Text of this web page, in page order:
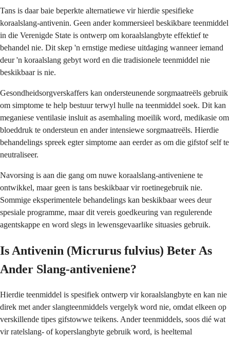
Tans is daar baie beperkte alternatiewe vir hierdie spesifieke
koraalslang-antivenin. Geen ander kommersieel beskikbare teenmiddel
in die Verenigde State is ontwerp om koraalslangbyte effektief te
behandel nie. Dit skep 'n ernstige mediese uitdaging wanneer iemand
deur 'n koraalslang gebyt word en die tradisionele teenmiddel nie
beskikbaar is nie.
Gesondheidsorgverskaffers kan ondersteunende sorgmaatreëls gebruik
om simptome te help bestuur terwyl hulle na teenmiddel soek. Dit kan
meganiese ventilasie insluit as asemhaling moeilik word, medikasie om
bloeddruk te ondersteun en ander intensiewe sorgmaatreëls. Hierdie
behandelings spreek egter simptome aan eerder as om die gifstof self te
neutraliseer.
Navorsing is aan die gang om nuwe koraalslang-antiveniene te
ontwikkel, maar geen is tans beskikbaar vir roetinegebruik nie.
Sommige eksperimentele behandelings kan beskikbaar wees deur
spesiale programme, maar dit vereis goedkeuring van regulerende
agentskappe en word slegs in lewensgevaarlike situasies gebruik.
Is Antivenin (Micrurus fulvius) Beter As
Ander Slang-antiveniene?
Hierdie teenmiddel is spesifiek ontwerp vir koraalslangbyte en kan nie
direk met ander slangteenmiddels vergelyk word nie, omdat elkeen op
verskillende tipes gifstowwe teikens. Ander teenmiddels, soos dié wat
vir ratelslang- of koperslangbyte gebruik word, is heeltemal